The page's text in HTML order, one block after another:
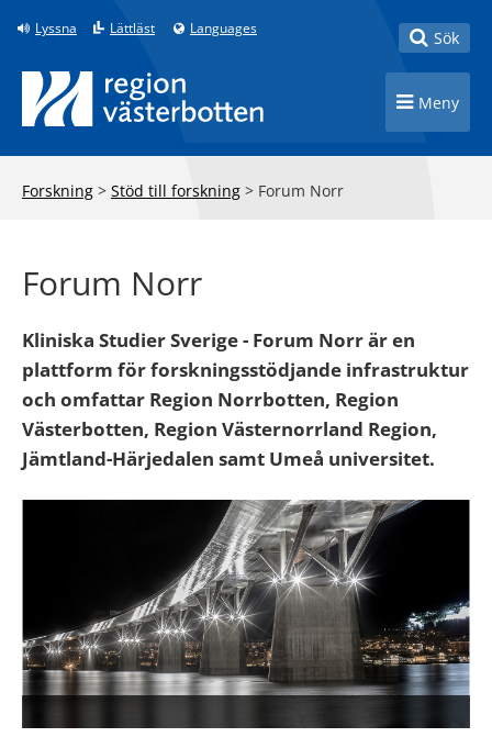
Till innehåll på sidan
Lyssna Lättläst Languages Toggle
Sök
Toggle
Meny
Forskning > Stöd till forskning > Forum Norr
Forum Norr
Kliniska Studier Sverige - Forum Norr är en
plattform för forskningsstödjande infrastruktur
och omfattar Region Norrbotten, Region
Västerbotten, Region Västernorrland Region,
Jämtland-Härjedalen samt Umeå universitet.